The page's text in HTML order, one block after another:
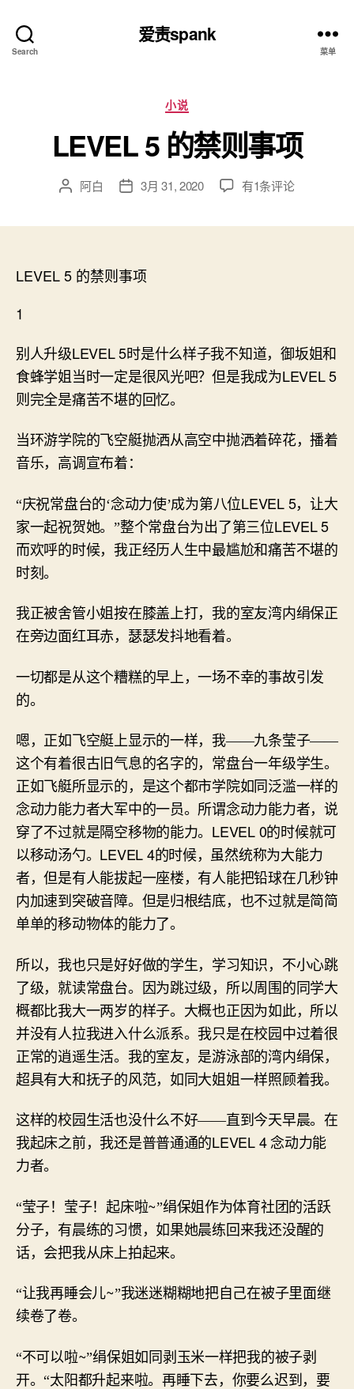
Search
爱责spank
菜单
分
类
小说
LEVEL 5 的禁则事项
文 阿白
发 3月 31, 2020
LEVEL
有1条评论
LEVEL 5 的禁则事项
1
别人升级LEVEL 5时是什么样子我不知道，御坂姐和
食蜂学姐当时一定是很风光吧？但是我成为LEVEL 5
则完全是痛苦不堪的回忆。
当环游学院的飞空艇抛洒从高空中抛洒着碎花，播着
音乐，高调宣布着：
“庆祝常盘台的‘念动力使’成为第八位LEVEL 5，让大
家一起祝贺她。”整个常盘台为出了第三位LEVEL 5
而欢呼的时候，我正经历人生中最尴尬和痛苦不堪的
时刻。
我正被舍管小姐按在膝盖上打，我的室友湾内绢保正
在旁边面红耳赤，瑟瑟发抖地看着。
一切都是从这个糟糕的早上，一场不幸的事故引发
的。
嗯，正如飞空艇上显示的一样，我——九条莹子——
这个有着很古旧气息的名字的，常盘台一年级学生。
正如飞艇所显示的，是这个都市学院如同泛滥一样的
念动力能力者大军中的一员。所谓念动力能力者，说
穿了不过就是隔空移物的能力。 LEVEL 0的时候就可
以移动汤勺。 LEVEL 4的时候，虽然统称为大能力
者，但是有人能拔起一座楼，有人能把铅球在几秒钟
内加速到突破音障。但是归根结底，也不过就是简简
单单的移动物体的能力了。
所以，我也只是好好做的学生，学习知识，不小心跳
了级，就读常盘台。因为跳过级，所以周围的同学大
概都比我大一两岁的样子。大概也正因为如此，所以
并没有人拉我进入什么派系。我只是在校园中过着很
正常的逍遥生活。我的室友，是游泳部的湾内绢保，
超具有大和抚子的风范，如同大姐姐一样照顾着我。
这样的校园生活也没什么不好——直到今天早晨。在
我起床之前，我还是普普通通的LEVEL 4念动力能
力者。
“莹子！莹子！起床啦~”绢保姐作为体育社团的活跃
分子，有晨练的习惯，如果她晨练回来我还没醒的
话，会把我从床上拍起来。
“让我再睡会儿~”我迷迷糊糊地把自己在被子里面继
续卷了卷。
“不可以啦~”绢保姐如同剥玉米一样把我的被子剥
开。“太阳都升起来啦。再睡下去，你要么迟到，要